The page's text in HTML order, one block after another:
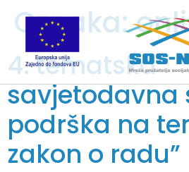
Oznaka:
4. tematska
savjetodavna
podrška na
zakon o radu”